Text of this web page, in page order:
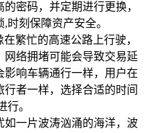
密码，并定期进行更换，
时刻保障资产安全。
在繁忙的高速公路上行驶，
网络拥堵可能会导致交易延
响车辆通行一样，用户在
者一样，选择合适的时间
行。
如一片波涛汹涌的海洋，波